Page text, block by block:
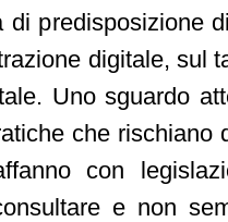
di predisposizione
digitale, sul
Uno sguardo
che rischiano
con
e non